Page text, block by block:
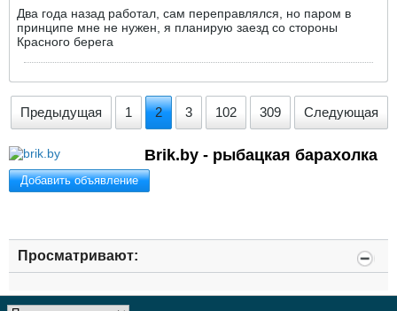
Два года назад работал, сам переправлялся, но паром в
принципе мне не нужен, я планирую заезд со стороны
Красного берега
Предыдущая 1 2 3 102 309 Следующая
Brik.by - рыбацкая барахолка
Добавить объявление
Просматривают: